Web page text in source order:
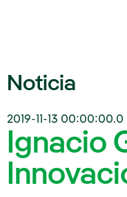
Noticia
2019-11-13 00:00:00.0
Ignacio